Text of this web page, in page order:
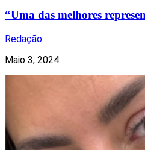
“Uma das melhores
Redação
Maio 3, 2024